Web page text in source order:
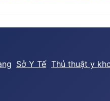
Sở Y Tế Thủ thuật y